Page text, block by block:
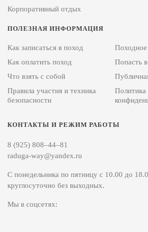
Корпоративный отдых
ПОЛЕЗНАЯ ИНФОРМАЦИЯ
Как записаться в поход
Как оплатить поход
Что взять с собой
Правила участия и техника
безопасности
Попасть
Политика
КОНТАКТЫ И РЕЖИМ РАБОТЫ
8 (925) 808–44–81
raduga-way@yandex.ru
С понедельника по пятницу с 10.00 до
круглосуточно без выходных.
Мы в соцсетях: